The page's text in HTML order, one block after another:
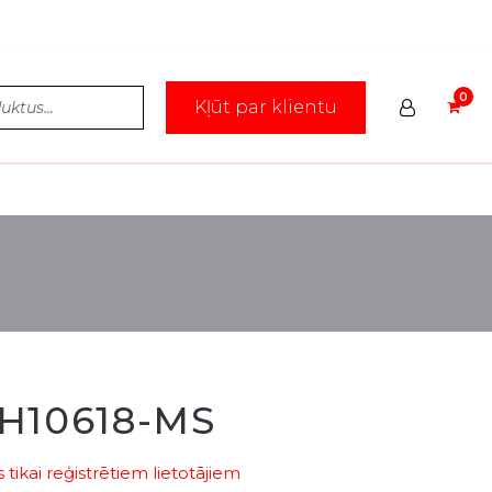
Kļūt par klientu
MS
tikai reģistrētiem lietotājiem